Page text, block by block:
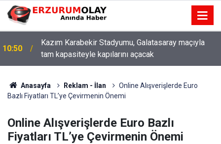
10:50
Kazım Karabekir Stadyumu, Galatasaray maçıyla
tam kapasiteyle kapılarını açacak
Anasayfa Reklam - İlan
Online Alışverişlerde Euro
Bazlı Fiyatları TL’ye Çevirmenin Önemi
Online Alışverişlerde Euro Bazlı
Fiyatları TL’ye Çevirmenin Önemi